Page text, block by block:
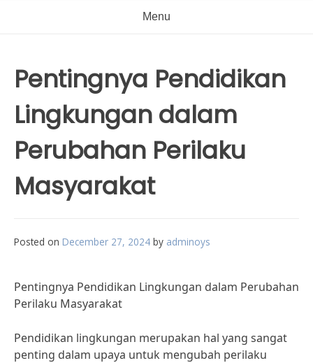
Menu
Pentingnya Pendidikan
Lingkungan dalam
Perubahan Perilaku
Masyarakat
Posted on December 27, 2024 by adminoys
Pentingnya Pendidikan Lingkungan dalam Perubahan
Perilaku Masyarakat
Pendidikan lingkungan merupakan hal yang sangat
penting dalam upaya untuk mengubah perilaku